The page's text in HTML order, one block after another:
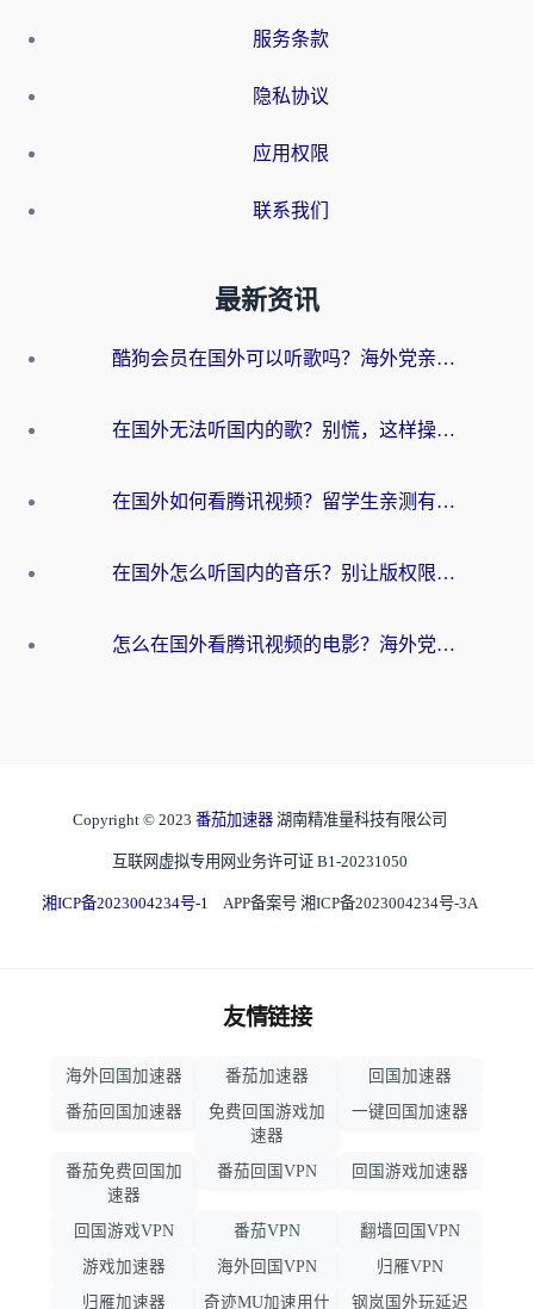
服务条款
隐私协议
应用权限
联系我们
最新资讯
酷狗会员在国外可以听歌吗？海外党亲测有效：3步解决音乐权限难题
在国外无法听国内的歌？别慌，这样操作就能畅听QQ音乐（附亲测加速器推荐）
在国外如何看腾讯视频？留学生亲测有效的回国加速方案
在国外怎么听国内的音乐？别让版权限制断了你的华语歌单
怎么在国外看腾讯视频的电影？海外党亲测有效的回国加速指南
Copyright © 2023 番茄加速器 湖南精准量科技有限公司
互联网虚拟专用网业务许可证 B1-20231050
湘ICP备2023004234号-1 APP备案号 湘ICP备2023004234号-3A
友情链接
海外回国加速器 番茄加速器
回国加速器
番茄回国加速器
免费回国游戏加
速器
一键回国加速器
番茄免费回国加
速器
番茄回国VPN 回国游戏加速器
回国游戏VPN 番茄VPN
翻墙回国VPN
游戏加速器
海外回国VPN
归雁VPN
归雁加速器
奇迹MU加速用什 钢岚国外玩延迟